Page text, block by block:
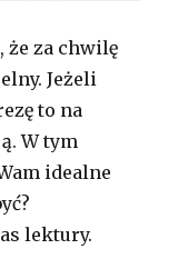
że za chwilę
Jeżeli
to na
W tym
idealne
lektury.